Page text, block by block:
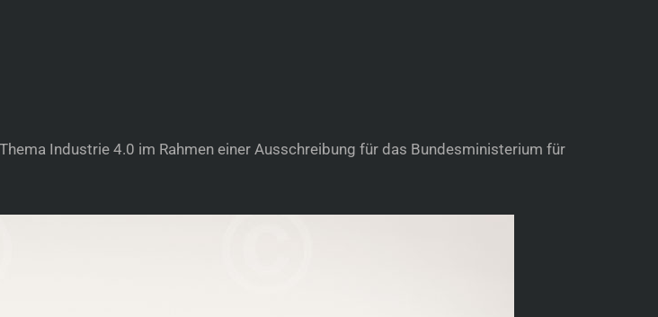
Industrie 4.0 im Rahmen einer Ausschreibung für das Bundesministerium für